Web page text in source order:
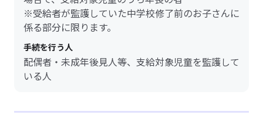
※受給者が監護していた中学校修了前のお子さんに
係る部分に限ります。
手続を行う人
配偶者・未成年後見人等、支給対象児童を監護して
いる人